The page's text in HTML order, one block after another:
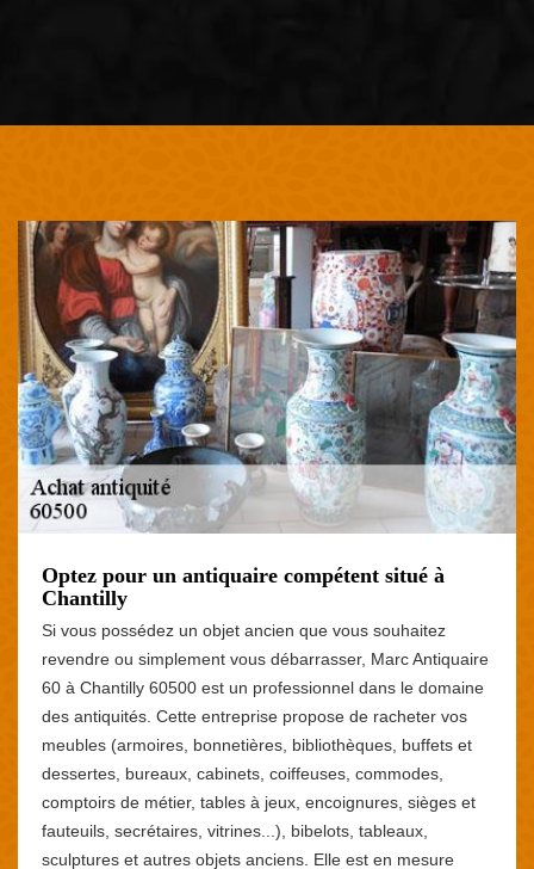
Optez pour un antiquaire compétent situé à
Chantilly
Si vous possédez un objet ancien que vous souhaitez
revendre ou simplement vous débarrasser, Marc Antiquaire
60 à Chantilly 60500 est un professionnel dans le domaine
des antiquités. Cette entreprise propose de racheter vos
meubles (armoires, bonnetières, bibliothèques, buffets et
dessertes, bureaux, cabinets, coiffeuses, commodes,
comptoirs de métier, tables à jeux, encoignures, sièges et
fauteuils, secrétaires, vitrines...), bibelots, tableaux,
sculptures et autres objets anciens. Elle est en mesure